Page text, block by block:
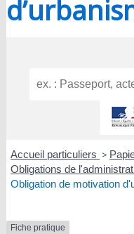
Accueil particuliers >
Obligations de
Obligation de motivation
Fiche pratique